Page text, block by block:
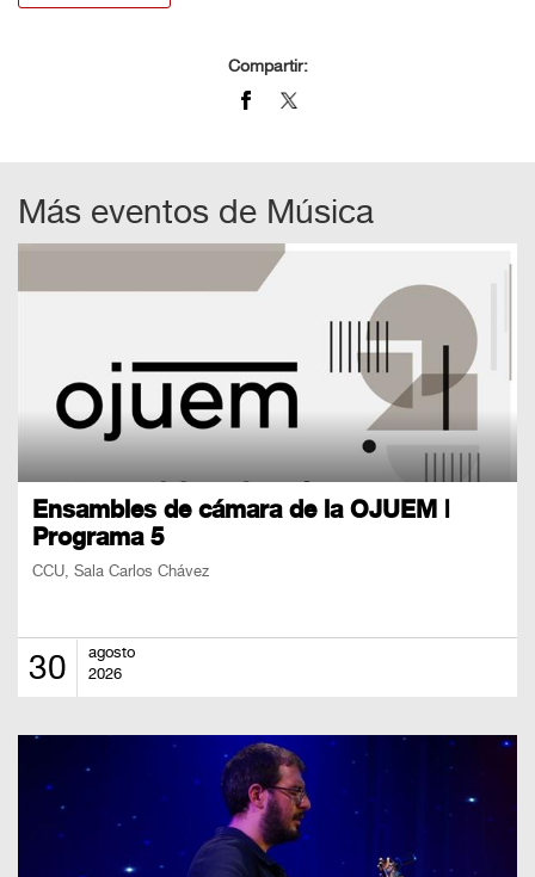
Compartir:
Más eventos de Música
Ensambles de cámara de la OJUEM |
Programa 5
CCU, Sala Carlos Chávez
30
agosto
2026